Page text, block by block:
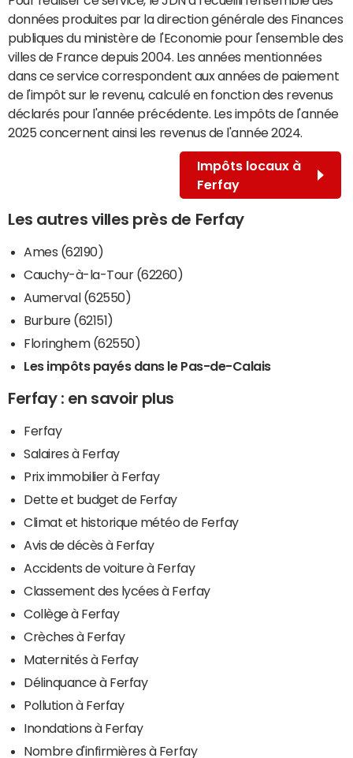
données produites par la direction générale des Finances
publiques du ministère de l'Economie pour l'ensemble des
villes de France depuis 2004. Les années mentionnées
dans ce service correspondent aux années de paiement
de l'impôt sur le revenu, calculé en fonction des revenus
déclarés pour l'année précédente. Les impôts de l'année
2025 concernent ainsi les revenus de l'année 2024.
Impôts locaux à
Ferfay
Les autres villes près de Ferfay
Ames (62190)
Cauchy-à-la-Tour (62260)
Aumerval (62550)
Burbure (62151)
Floringhem (62550)
Les impôts payés dans le Pas-de-Calais
Ferfay : en savoir plus
Ferfay
Salaires à Ferfay
Prix immobilier à Ferfay
Dette et budget de Ferfay
Climat et historique météo de Ferfay
Avis de décès à Ferfay
Accidents de voiture à Ferfay
Classement des lycées à Ferfay
Collège à Ferfay
Crèches à Ferfay
Maternités à Ferfay
Délinquance à Ferfay
Pollution à Ferfay
Inondations à Ferfay
Nombre d'infirmières à Ferfay